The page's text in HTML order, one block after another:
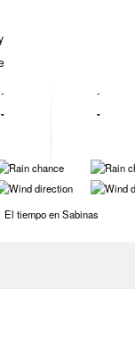
-
-
-
-
-
-
-
-
El tiempo en Sabinas